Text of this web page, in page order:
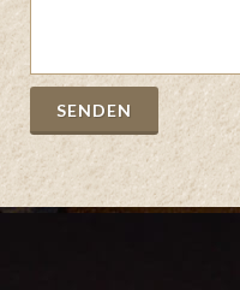
SENDEN